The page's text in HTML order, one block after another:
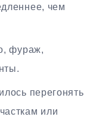
чем
фураж,
перегонять
или